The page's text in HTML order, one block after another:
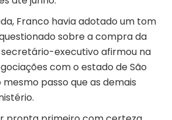
Franco havia adotado um tom
sobre a compra da
secretário-executivo afirmou na
com o estado de São
passo que as demais